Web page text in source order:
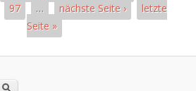
97 … nächste Seite ›
letzte
Seite »
Suche